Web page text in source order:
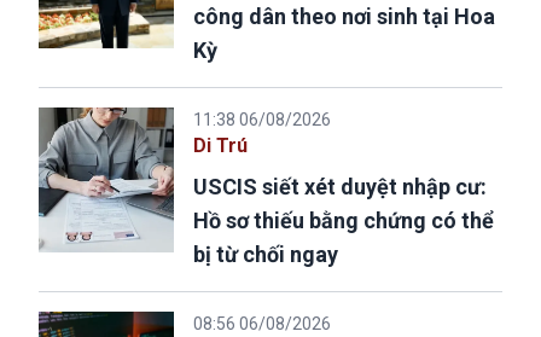
công dân theo nơi sinh tại Hoa
Kỳ
11:38 06/08/2026
Di Trú
USCIS siết xét duyệt nhập cư:
Hồ sơ thiếu bằng chứng có thể
bị từ chối ngay
08:56 06/08/2026